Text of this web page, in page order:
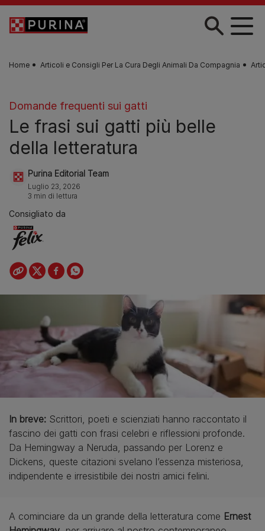
Skip to main content
Home Articoli e Consigli Per La Cura Degli Animali Da Compagnia
Domande frequenti sui gatti
Le frasi sui gatti più belle
della letteratura
Purina Editorial Team
Luglio 23, 2026
3 min di lettura
Consigliato da
In breve: Scrittori, poeti e scienziati hanno raccontato il
fascino dei gatti con frasi celebri e riflessioni profonde.
Da Hemingway a Neruda, passando per Lorenz e
Dickens, queste citazioni svelano l’essenza misteriosa,
indipendente e irresistibile dei nostri amici felini.
A cominciare da un grande della letteratura come Ernest